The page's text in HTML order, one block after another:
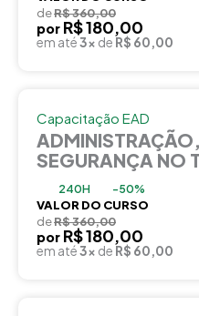
deR$ 360,00
por R$ 180,00
em até3x de R$ 60,00
Capacitação EAD
SEGURANÇA NO
240H -50%
VALOR DO CURSO
deR$ 360,00
por R$ 180,00
em até3x de R$ 60,00